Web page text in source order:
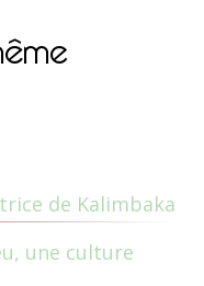
de Kalimbaka
une culture